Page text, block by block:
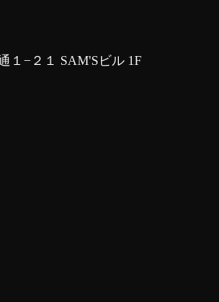
１−２１ SAM'Sビル 1F